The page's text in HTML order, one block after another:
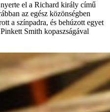
el a Richard király című
az egész közönségben
a színpadra, és behúzott egyet
Smith kopaszságával